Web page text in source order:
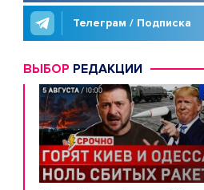
Телеграм / Подписка
ВЫБОР РЕДАКЦИИ